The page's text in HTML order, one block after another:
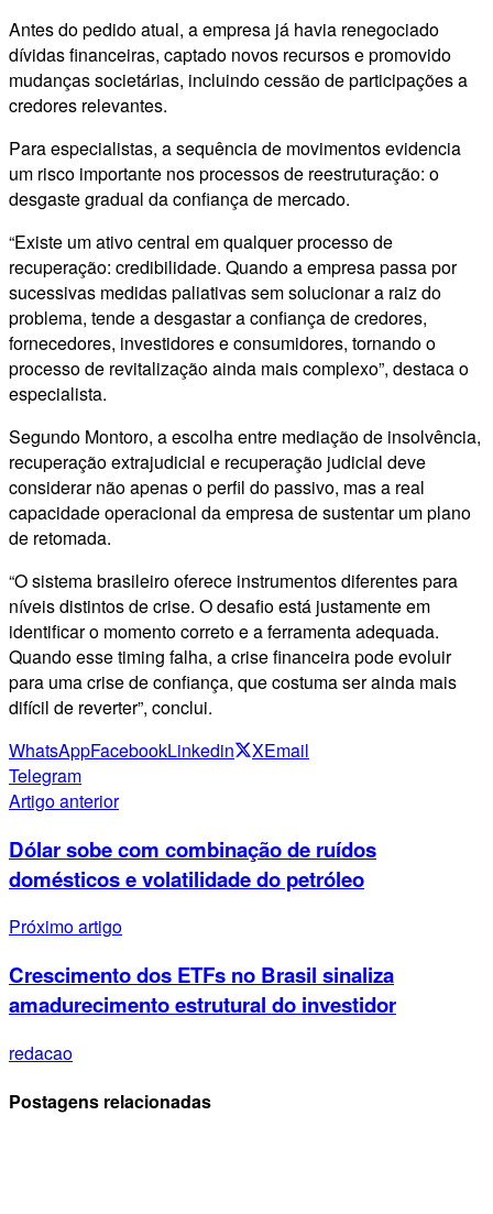
Antes do pedido atual, a empresa já havia renegociado
dívidas financeiras, captado novos recursos e promovido
mudanças societárias, incluindo cessão de participações a
credores relevantes.
Para especialistas, a sequência de movimentos evidencia
um risco importante nos processos de reestruturação: o
desgaste gradual da confiança de mercado.
“Existe um ativo central em qualquer processo de
recuperação: credibilidade. Quando a empresa passa por
sucessivas medidas paliativas sem solucionar a raiz do
problema, tende a desgastar a confiança de credores,
fornecedores, investidores e consumidores, tornando o
processo de revitalização ainda mais complexo”, destaca o
especialista.
Segundo Montoro, a escolha entre mediação de insolvência,
recuperação extrajudicial e recuperação judicial deve
considerar não apenas o perfil do passivo, mas a real
capacidade operacional da empresa de sustentar um plano
de retomada.
“O sistema brasileiro oferece instrumentos diferentes para
níveis distintos de crise. O desafio está justamente em
identificar o momento correto e a ferramenta adequada.
Quando esse timing falha, a crise financeira pode evoluir
para uma crise de confiança, que costuma ser ainda mais
difícil de reverter”, conclui.
WhatsAppFacebookLinkedin XEmail
Telegram
Artigo anterior
Dólar sobe com combinação de ruídos
domésticos e volatilidade do petróleo
Próximo artigo
Crescimento dos ETFs no Brasil sinaliza
amadurecimento estrutural do investidor
redacao
Postagens relacionadas